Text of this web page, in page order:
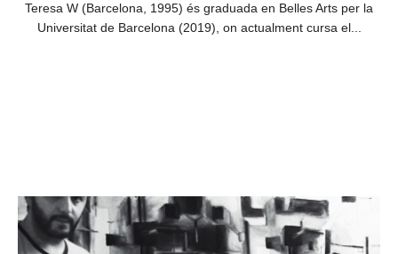
Teresa W (Barcelona, ​​1995) és graduada en Belles Arts per la
Universitat de Barcelona (2019), on actualment cursa el...